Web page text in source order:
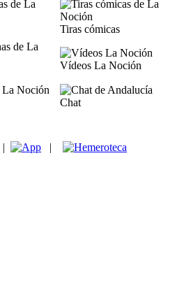
Tiras cómicas
Vídeos La Noción
Chat
| |